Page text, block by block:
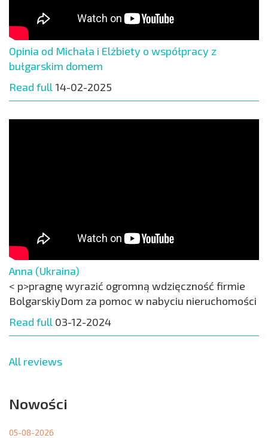
Opinia od Michała i Elżbiety o współpracy z
bułgarskim domem
Read full 14-02-2025
Anna (Ukraina)
< p>pragnę wyrazić ogromną wdzięczność firmie
BolgarskiyDom za pomoc w nabyciu nieruchomości
Read full 03-12-2024
All reviews
Nowości
05-08-2026